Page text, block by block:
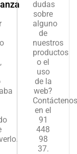
dudas
sobre
alguno
de
nuestros
productos
o el
uso
de la
web?
Contáctenos
en el
91
448
98
37.